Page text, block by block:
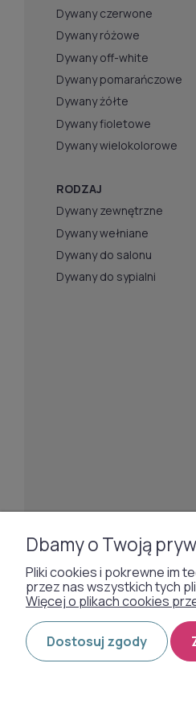
Dywany czerwone
Dywany różowe
Dywany off-white
Dywany pomarańczowe
Dywany żółte
Dywany fioletowe
Dywany wielokolorowe
RODZAJ
Dywany zewnętrzne
Dywany wełniane
Dywany do salonu
Dywany do sypialni
Otrzymaliśmy odznakę
Dbamy o Twoją
Pliki cookies i pokrewne im
przez nas wszystkich tych
Więcej o plikach cookies
Dostosuj zgody